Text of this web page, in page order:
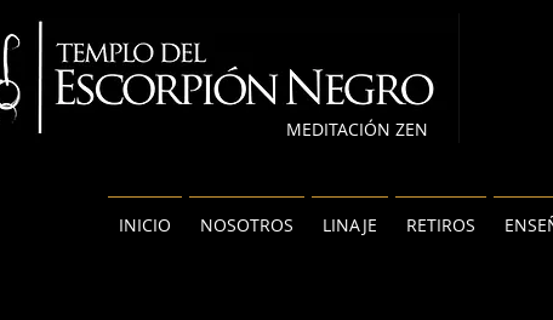
MEDITACIÓN ZEN
INICIO NOSOTROS LINAJE RETIROS